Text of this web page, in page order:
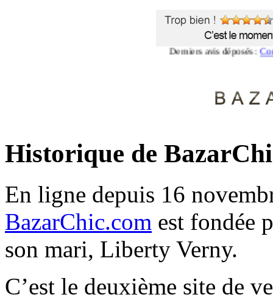
Derniers avis déposés :
Historique de
En ligne depuis 16
BazarChic.com est fondée
son mari, Liberty Verny.
C’est le deuxième site de